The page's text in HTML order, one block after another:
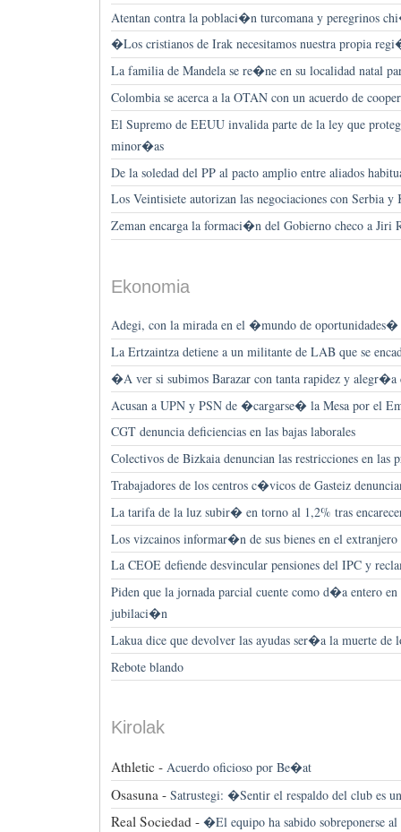
Atentan contra la poblaci�n turcomana y peregrinos
�Los cristianos de Irak necesitamos nuestra propia
La familia de Mandela se re�ne en su localidad natal
Colombia se acerca a la OTAN con un acuerdo de
El Supremo de EEUU invalida parte de la ley que
minor�as
De la soledad del PP al pacto amplio entre aliados
Los Veintisiete autorizan las negociaciones con Serbia y
Zeman encarga la formaci�n del Gobierno checo a Jiri
Ekonomia
Adegi, con la mirada en el �mundo de
La Ertzaintza detiene a un militante de LAB que se
�A ver si subimos Barazar con tanta rapidez y
Acusan a UPN y PSN de �cargarse� la Mesa por el
CGT denuncia deficiencias en las bajas laborales
Colectivos de Bizkaia denuncian las restricciones en las
Trabajadores de los centros c�vicos de Gasteiz
La tarifa de la luz subir� en torno al 1,2% tras
Los vizcainos informar�n de sus bienes en el extranjero
La CEOE defiende desvincular pensiones del IPC y
Piden que la jornada parcial cuente como d�a entero
jubilaci�n
Lakua dice que devolver las ayudas ser�a la muerte de
Rebote blando
Kirolak
Athletic - Acuerdo oficioso por Be�at
Osasuna - Satrustegi: �Sentir el respaldo del club es
Real Sociedad - �El equipo ha sabido sobreponerse